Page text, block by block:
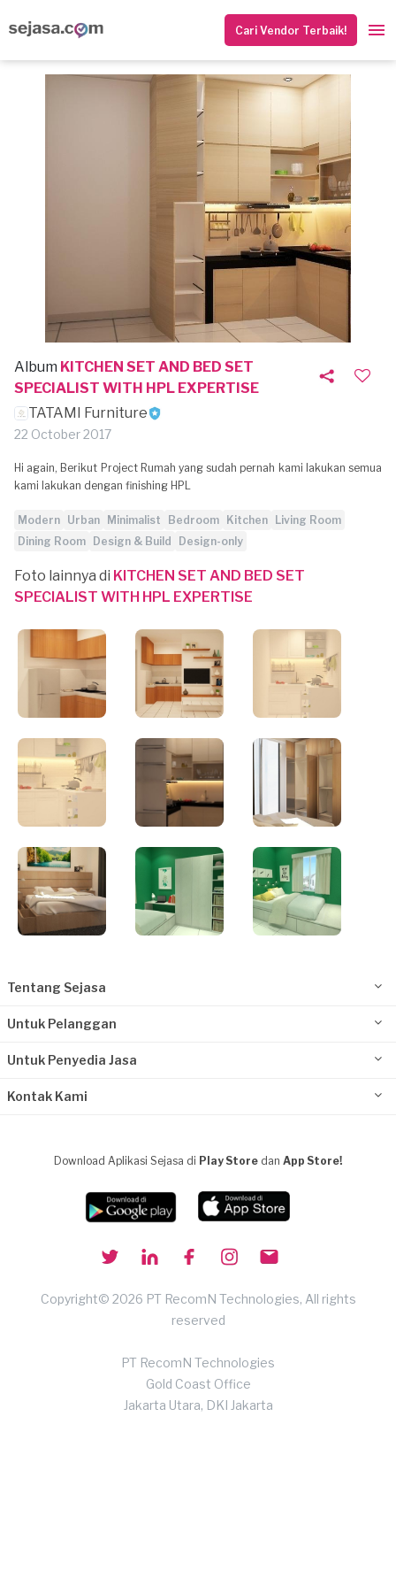
Cari Vendor Terbaik!
Album KITCHEN SET AND BED SET
SPECIALIST WITH HPL EXPERTISE
TATAMI Furniture
22 October 2017
Hi again, Berikut Project Rumah yang sudah pernah kami lakukan semua
kami lakukan dengan finishing HPL
Modern Urban Minimalist Bedroom Kitchen
Living Room
Dining Room
Design & Build Design-only
Foto lainnya di KITCHEN SET AND BED SET
SPECIALIST WITH HPL EXPERTISE
Tentang Sejasa
Untuk Pelanggan
Untuk Penyedia Jasa
Kontak Kami
Download Aplikasi Sejasa di Play Store dan App Store!
Copyright© 2026 PT RecomN Technologies, All rights
reserved
PT RecomN Technologies
Gold Coast Office
Jakarta Utara, DKI Jakarta